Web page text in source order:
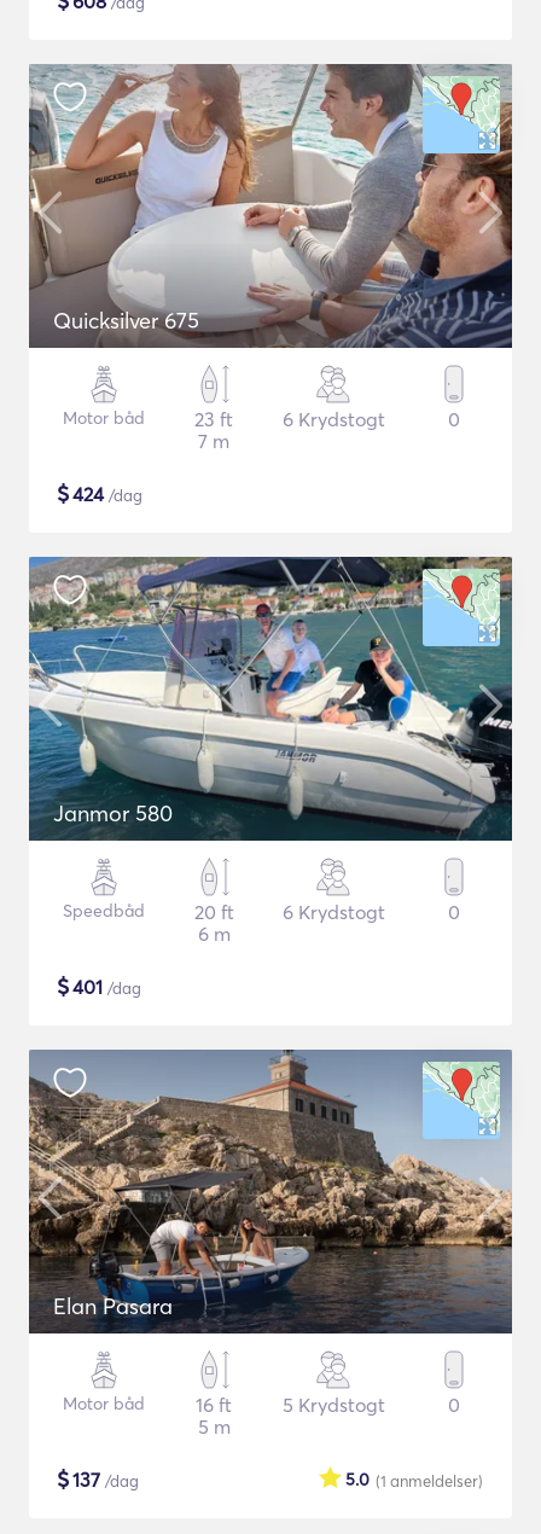
Quicksilver 675
Motor båd
23 ft
7 m
6 Krydstogt 0
$424/dag
Janmor 580
Speedbåd
20 ft
6 m
6 Krydstogt 0
$401 /dag
Elan Pasara
Motor båd
16 ft
5 m
5 Krydstogt 0
$137 /dag (1 anmeldelser)
5.0